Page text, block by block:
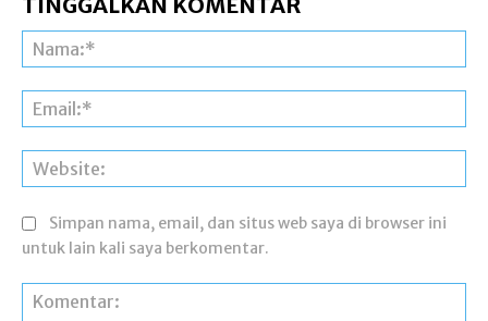
Simpan nama, email, dan situs web saya di browser ini
untuk lain kali saya berkomentar.